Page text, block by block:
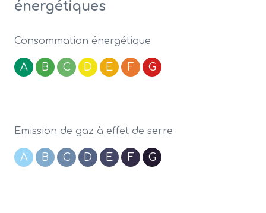
énergétiques
Consommation énergétique
A B C D E F G
Emission de gaz à effet de serre
A B C D E F G